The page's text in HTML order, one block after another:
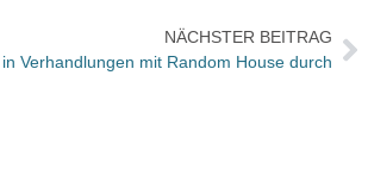
NÄCHSTER BEITRAG
Verhandlungen mit Random House durch